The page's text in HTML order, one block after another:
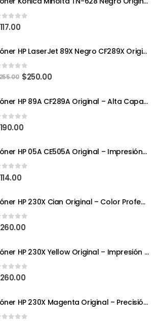
out of 5
117.00
Tóner HP LaserJet 89X Negro CF289X Original | Alto Rendimiento para Impresiones Profesionales
out of 5
$250.00
Tóner HP 89A CF289A Original – Alta Capacidad para Impresoras Empresariales
out of 5
190.00
Tóner HP 05A CE505A Original – Impresión Profesional para tu HP LaserJet
out of 5
114.00
Tóner HP 230X Cian Original – Color Profesional y Máximo Rendimiento con Tecnología TerraJet
out of 5
260.00
Tóner HP 230X Yellow Original – Impresión Láser a Todo Color con Eficiencia y Precisión
out of 5
260.00
Tóner HP 230X Magenta Original – Precisión, Color y Tecnología Avanzada